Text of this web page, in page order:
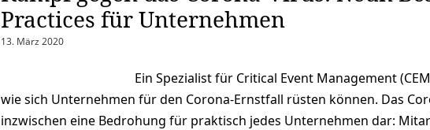
Practices für Unternehmen
13. März 2020
Ein Spezialist für Critical Event Management
wie sich Unternehmen für den Corona-Ernstfall rüsten können. Das
inzwischen eine Bedrohung für praktisch jedes Unternehmen dar: